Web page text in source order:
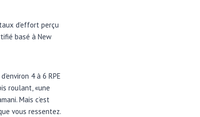
d’effort perçu
basé à New
4 à 6 RPE
roulant, «une
Mais c’est
vous ressentez.